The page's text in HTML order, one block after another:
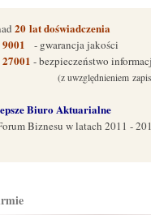
20 lat doświadczenia
- gwarancja jakości
- bezpieczeństwo
(z uwzględnieniem
Biuro Aktuarialne
Biznesu w latach 2011 -